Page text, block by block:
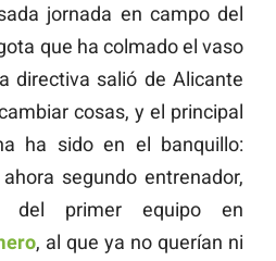
jornada en campo del
que ha colmado el vaso
directiva salió de Alicante
cosas, y el principal
ha sido en el banquillo:
segundo entrenador,
del primer equipo en
, al que ya no querían ni